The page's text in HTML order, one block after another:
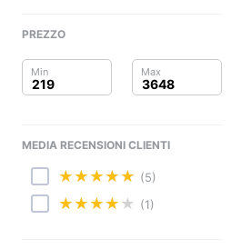
Salute e igiene
Giocattoli
PREZZO
MEDIA RECENSIONI CLIENTI
(5)
(1)